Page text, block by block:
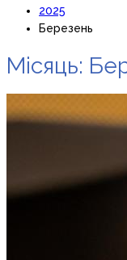
2025
Березень
Місяць: